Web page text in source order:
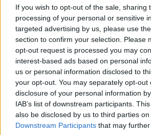
If you wish to opt-out of the sale, sharing
processing of your personal or sensitive
targeted advertising by us, please use
section to confirm your selection. Please
opt-out request is processed you may
interest-based ads based on personal
us or personal information disclosed to
your opt-out. You may separately opt-out
disclosure of your personal information
IAB’s list of downstream participants.
also be disclosed by us to third parties on
Downstream Participants that may
POLITICA
PSD cere activarea
de urgență pentru energie
menținerea centralelor pe